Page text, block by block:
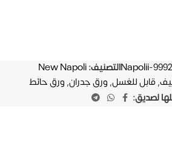
Napolii-التصنيف:New Napoli
,قابل للغسل, ورق جدران, ورق حائط
لصديق: